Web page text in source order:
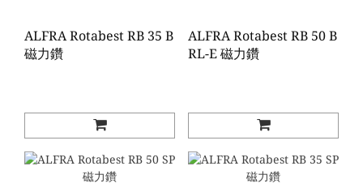
ALFRA Rotabest RB 35 B
磁力鑽
ALFRA Rotabest RB 50 B
RL-E 磁力鑽